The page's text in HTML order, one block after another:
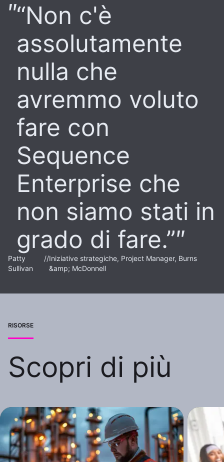
“Non c'è
assolutamente
nulla che
avremmo voluto
fare con
Sequence
Enterprise che
non siamo stati in
grado di fare.”
Patty
Sullivan
//Iniziative strategiche, Project Manager, Burns
&amp; McDonnell
RISORSE
Scopri di più